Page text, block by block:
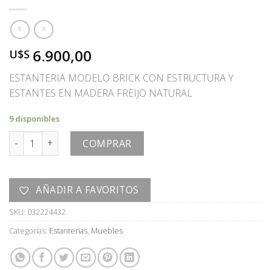
U$S 6.900,00
ESTANTERIA MODELO BRICK CON ESTRUCTURA Y
ESTANTES EN MADERA FREIJO NATURAL
9 disponibles
ESTANTERIA cantidadCOMPRAR
AÑADIR A FAVORITOS
SKU: 032224432
Categorías: Estanterias, Muebles